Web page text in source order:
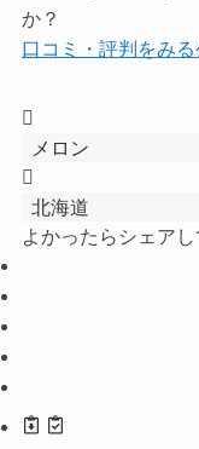
か？
口コミ・評判をみる
メロン
北海道
よかったらシェアし